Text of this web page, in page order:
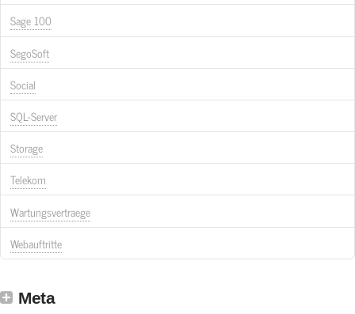
Sage 100
SegoSoft
Social
SQL-Server
Storage
Telekom
Wartungsvertraege
Webauftritte
Meta